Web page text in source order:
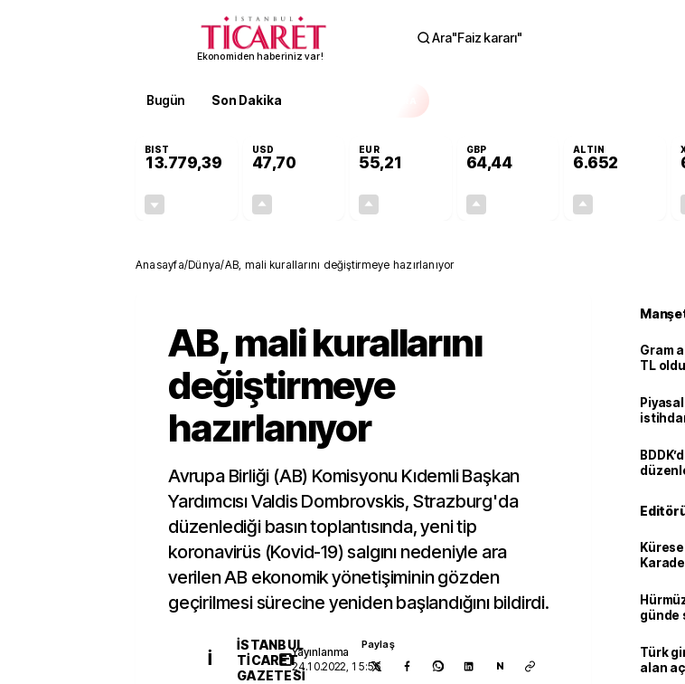
Ekonomiden haberiniz var!
Ara"Faiz kararı"
Bugün Son Dakika
BIST
13.779,39
USD
47,70
EUR
55,21
GBP
64,44
ALTIN
6.652
Anasayfa/Dünya/AB, mali kurallarını değiştirmeye hazırlanıyor
AB, mali kurallarını
değiştirmeye
hazırlanıyor
Avrupa Birliği (AB) Komisyonu Kıdemli Başkan
Yardımcısı Valdis Dombrovskis, Strazburg'da
düzenlediği basın toplantısında, yeni tip
koronavirüs (Kovid-19) salgını nedeniyle ara
verilen AB ekonomik yönetişiminin gözden
geçirilmesi sürecine yeniden başlandığını bildirdi.
İ
İSTANBUL
TICARET
GAZETESI
Yayınlanma
24.10.2022, 15:56
Paylaş
N
Gram
TL
günde
Türk
alan